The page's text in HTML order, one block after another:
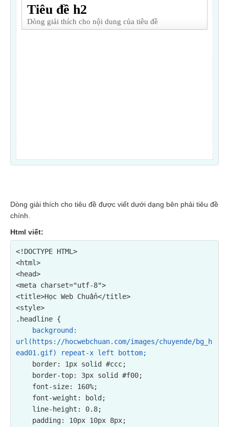
Dòng giải thích cho tiêu đề được viết dưới dạng bên phải tiêu đề
chính.
Html viết:
<!DOCTYPE HTML>
<html>
<head>
<meta charset="utf-8">
<title>Học Web Chuẩn</title>
<style>
.headline {
background:
url(https://hocwebchuan.com/images/chuyende/bg_h
ead01.gif) repeat-x left bottom;